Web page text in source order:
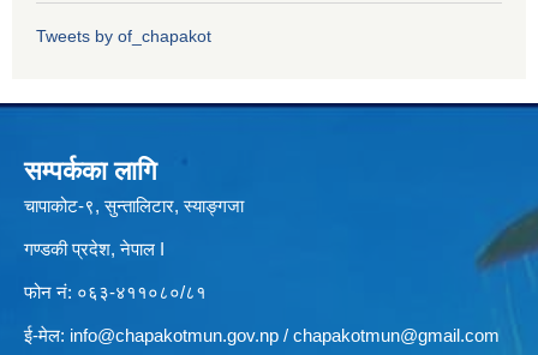
Tweets by of_chapakot
सम्पर्कका लागि
चापाकोट-९, सुन्तालिटार, स्याङ्गजा
गण्डकी प्रदेश, नेपाल I
फोन नं: ०६३-४११०८०/८१
ई-मेल: info@chapakotmun.gov.np / chapakotmun@gmail.com